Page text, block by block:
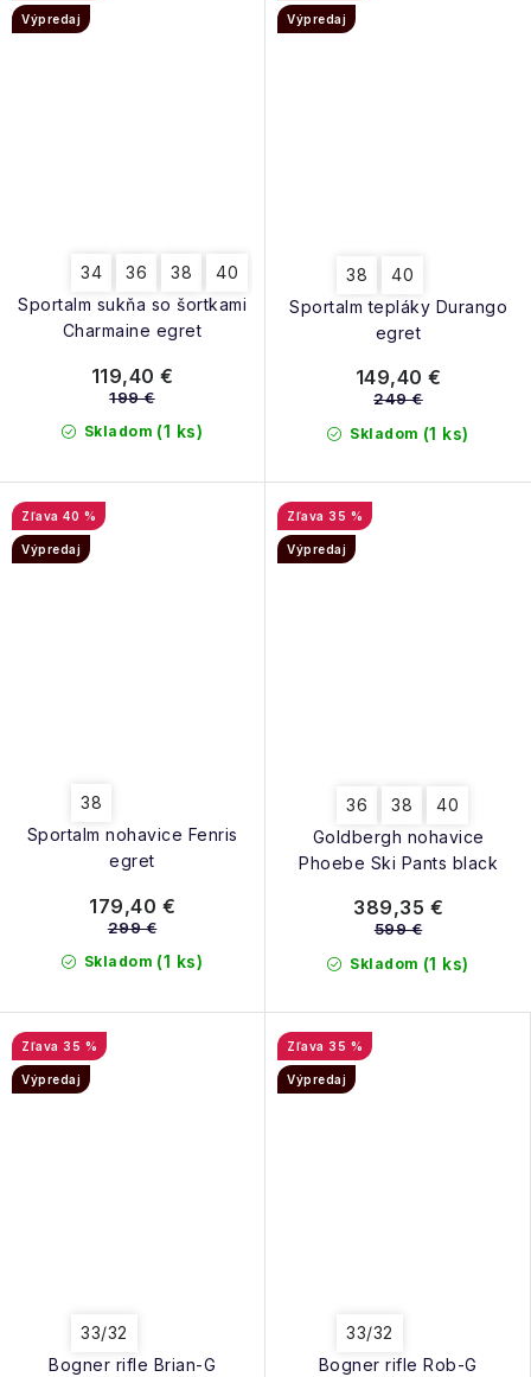
Sportalm sukňa so šortkami
Charmaine egret
Výpredaj
34 36 38 40
Skladom (1 ks)
119,40 €
199 €
Sportalm tepláky Durango
egret
Výpredaj
38 40
Skladom (1 ks)
149,40 €
249 €
Sportalm nohavice Fenris
egret
40 %
Výpredaj
38
Skladom (1 ks)
179,40 €
299 €
Goldbergh nohavice
Phoebe Ski Pants black
35 %
Výpredaj
36 38 40
Skladom (1 ks)
389,35 €
599 €
Bogner rifle Brian-G
35 %
Výpredaj
33/32
Bogner rifle Rob-G
35 %
Výpredaj
33/32